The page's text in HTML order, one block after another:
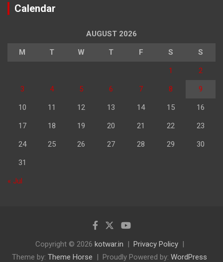
Calendar
AUGUST 2026
M T W T F S S
1 2
3 4 5 6 7 8 9
10 11 12 13 14 15 16
17 18 19 20 21 22 23
24 25 26 27 28 29 30
31
« Jul
Copyright © 2026 kotwar.in
Privacy Policy
Theme by: Theme Horse Proudly Powered by: WordPress